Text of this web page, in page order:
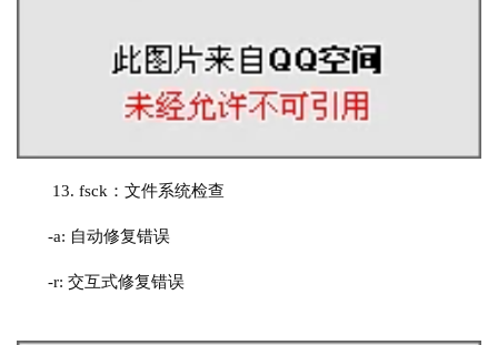
13. fsck：文件系统检查
-a: 自动修复错误
-r: 交互式修复错误